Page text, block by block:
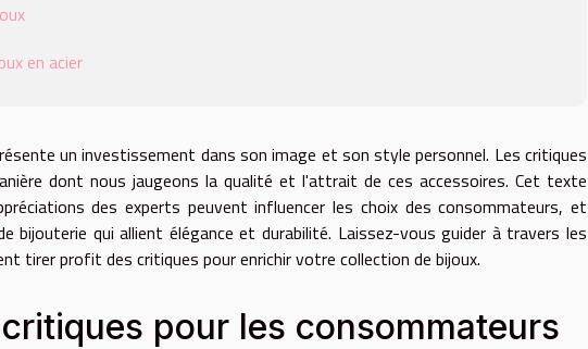
en acier
un investissement dans son image et son style personnel. Les critiques
dont nous jaugeons la qualité et l'attrait de ces accessoires. Cet texte
des experts peuvent influencer les choix des consommateurs, et
bijouterie qui allient élégance et durabilité. Laissez-vous guider à travers les
tirer profit des critiques pour enrichir votre collection de bijoux.
pour les consommateurs